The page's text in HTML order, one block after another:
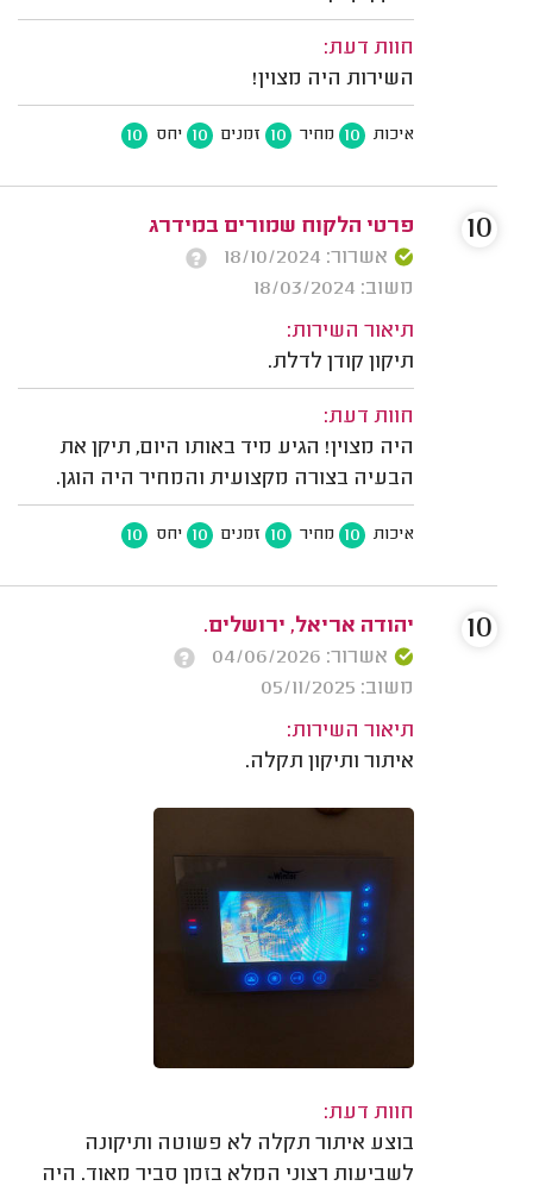
חוות דעת:
השירות היה מצוין!
איכות 10 מחיר 10 זמנים 10 יחס 10
פרטי הלקוח שמורים במידרג
אשרור: 18/10/2024
משוב: 18/03/2024
תיאור השירות:
תיקון קודן לדלת.
חוות דעת:
היה מצוין! הגיע מיד באותו היום, תיקן את
הבעיה בצורה מקצועית והמחיר היה הוגן.
איכות 10 מחיר 10 זמנים 10 יחס 10
10
יהודה אריאל, ירושלים.
אשרור: 04/06/2026
משוב: 05/11/2025
תיאור השירות:
איתור ותיקון תקלה.
חוות דעת:
בוצע איתור תקלה לא פשוטה ותיקונה
לשביעות רצוני המלא בזמן סביר מאוד. היה
10